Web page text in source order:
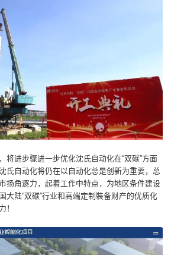
将进步骤进一步优化沈氏自动化在“双碳”方面
氏自动化将仍在以自动化总是创新为重要，总
扬角逐力，起着工作中特点，为地区条件建设
大陆“双碳”行业和高端定制裝备财产的优质化
！